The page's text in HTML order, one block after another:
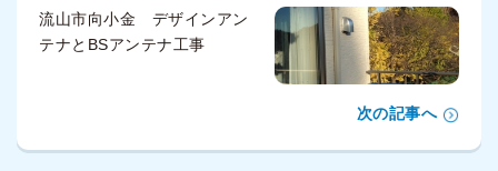
流山市向小金 デザインアン
テナとBSアンテナ工事
次の記事へ